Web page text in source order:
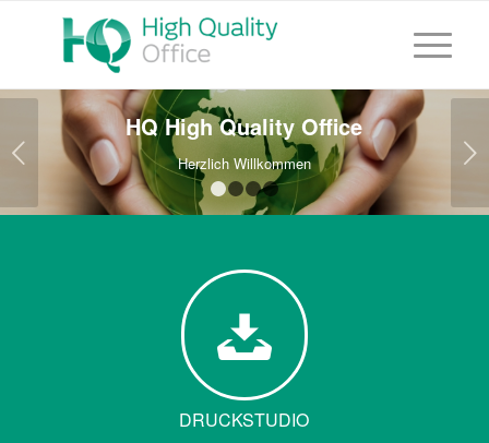
HQ High Quality Office
Herzlich Willkommen Weiter
1 2 3 4
DRUCKSTUDIO